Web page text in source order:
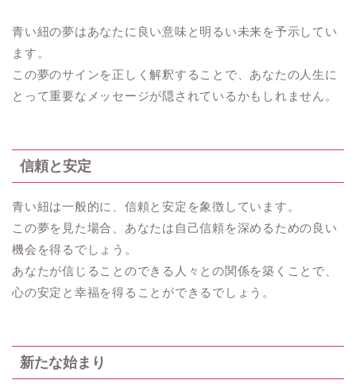
青い紐の夢はあなたに良い意味と明るい未来を予示してい
ます。
この夢のサインを正しく解釈することで、あなたの人生に
とって重要なメッセージが隠されているかもしれません。
信頼と安定
青い紐は一般的に、信頼と安定を象徴しています。
この夢を見た場合、あなたは自己信頼を深めるための良い
機会を得るでしょう。
あなたが信じることのできる人々との関係を築くことで、
心の安定と幸福を得ることができるでしょう。
新たな始まり